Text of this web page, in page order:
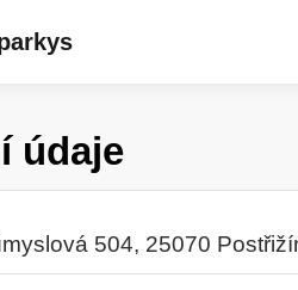
údaje
504, 25070